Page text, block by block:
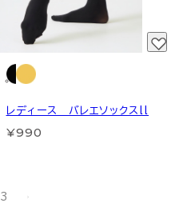
レディース バレエソックスll
¥990
3